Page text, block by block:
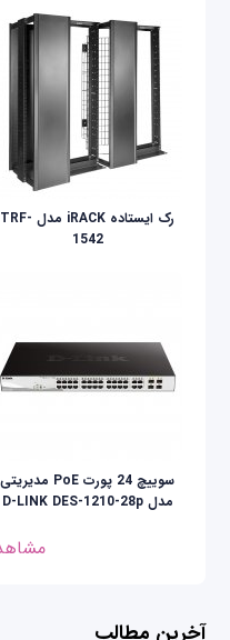
رک ایستاده iRACK مدل TRF-
1542
سوییچ 24 پورت PoE مدیریتی
مدل D-LINK DES-1210-28p